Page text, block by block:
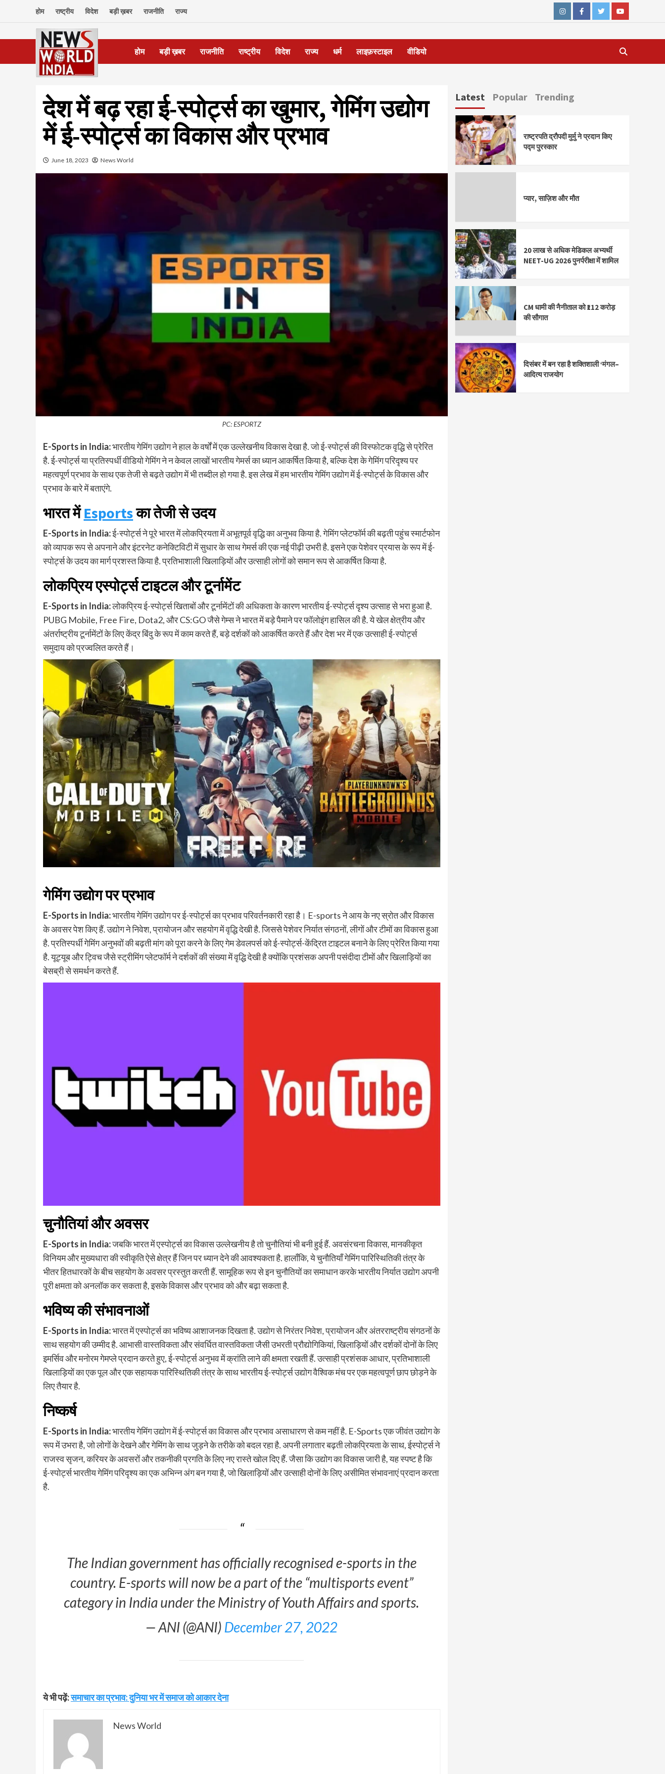
होम राष्ट्रीय विदेश बड़ी ख़बर राजनीति राज्य
InstagramFacebookTwitterYoutube
होम बड़ी ख़बर राजनीति राष्ट्रीय विदेश राज्य धर्म लाइफ़स्टाइल वीडियो
देश में बढ़ रहा ई-स्पोर्ट्स का खुमार, गेमिंग उद्योग
में ई-स्पोर्ट्स का विकास और प्रभाव
June 18, 2023 News World
PC: ESPORTZ
E-Sports in India:भारतीय गेमिंग उद्योग ने हाल के वर्षों में एक उल्लेखनीय विकास देखा है. जो ई-स्पोर्ट्स की विस्फोटक वृद्धि से प्रेरित
है. ई-स्पोर्ट्स या प्रतिस्पर्धी वीडियो गेमिंग ने न केवल लाखों भारतीय गेमर्स का ध्यान आकर्षित किया है, बल्कि देश के गेमिंग परिदृश्य पर
महत्वपूर्ण प्रभाव के साथ एक तेजी से बढ़ते उद्योग में भी तब्दील हो गया है. इस लेख में हम भारतीय गेमिंग उद्योग में ई-स्पोर्ट्स के विकास और
प्रभाव के बारे में बताएंगे.
भारत मेंEsportsका तेजी से उदय
E-Sports in India:ई-स्पोर्ट्स ने पूरे भारत में लोकप्रियता में अभूतपूर्व वृद्धि का अनुभव किया है. गेमिंग प्लेटफॉर्म की बढ़ती पहुंच स्मार्टफोन
को व्यापक रूप से अपनाने और इंटरनेट कनेक्टिविटी में सुधार के साथ गेमर्स की एक नई पीढ़ी उभरी है. इसने एक पेशेवर प्रयास के रूप में ई-
स्पोर्ट्स के उदय का मार्ग प्रशस्त किया है. प्रतिभाशाली खिलाड़ियों और उत्साही लोगों को समान रूप से आकर्षित किया है.
लोकप्रिय एस्पोर्ट्स टाइटल और टूर्नामेंट
E-Sports in India:लोकप्रिय ई-स्पोर्ट्स खिताबों और टूर्नामेंटों की अधिकता के कारण भारतीय ई-स्पोर्ट्स दृश्य उत्साह से भरा हुआ है.
PUBG Mobile, Free Fire, Dota2, और CS:GO जैसे गेम्स ने भारत में बड़े पैमाने पर फॉलोइंग हासिल की है. ये खेल क्षेत्रीय और
अंतर्राष्ट्रीय टूर्नामेंटों के लिए केंद्र बिंदु के रूप में काम करते हैं, बड़े दर्शकों को आकर्षित करते हैं और देश भर में एक उत्साही ई-स्पोर्ट्स
समुदाय को प्रज्वलित करते हैं।
गेमिंग उद्योग पर प्रभाव
E-Sports in India:भारतीय गेमिंग उद्योग पर ई-स्पोर्ट्स का प्रभाव परिवर्तनकारी रहा है। E-sports ने आय के नए स्रोत और विकास
के अवसर पेश किए हैं. उद्योग ने निवेश, प्रायोजन और सहयोग में वृद्धि देखी है. जिससे पेशेवर निर्यात संगठनों, लीगों और टीमों का विकास हुआ
है. प्रतिस्पर्धी गेमिंग अनुभवों की बढ़ती मांग को पूरा करने के लिए गेम डेवलपर्स को ई-स्पोर्ट्स-केंद्रित टाइटल बनाने के लिए प्रेरित किया गया
है. यूट्यूब और ट्विच जैसे स्ट्रीमिंग प्लेटफॉर्म ने दर्शकों की संख्या में वृद्धि देखी है क्योंकि प्रशंसक अपनी पसंदीदा टीमों और खिलाड़ियों का
बेसब्री से समर्थन करते हैं.
चुनौतियां और अवसर
E-Sports in India:जबकि भारत में एस्पोर्ट्स का विकास उल्लेखनीय है तो चुनौतियां भी बनी हुई हैं. अवसंरचना विकास, मानकीकृत
विनियम और मुख्यधारा की स्वीकृति ऐसे क्षेत्र हैं जिन पर ध्यान देने की आवश्यकता है. हालाँकि, ये चुनौतियाँ गेमिंग पारिस्थितिकी तंत्र के
भीतर हितधारकों के बीच सहयोग के अवसर प्रस्तुत करती हैं. सामूहिक रूप से इन चुनौतियों का समाधान करके भारतीय निर्यात उद्योग अपनी
पूरी क्षमता को अनलॉक कर सकता है, इसके विकास और प्रभाव को और बढ़ा सकता है.
भविष्य की संभावनाओं
E-Sports in India:भारत में एस्पोर्ट्स का भविष्य आशाजनक दिखता है. उद्योग से निरंतर निवेश, प्रायोजन और अंतरराष्ट्रीय संगठनों के
साथ सहयोग की उम्मीद है. आभासी वास्तविकता और संवर्धित वास्तविकता जैसी उभरती प्रौद्योगिकियां, खिलाड़ियों और दर्शकों दोनों के लिए
इमर्सिव और मनोरम गेमप्ले प्रदान करते हुए, ई-स्पोर्ट्स अनुभव में क्रांति लाने की क्षमता रखती हैं. उत्साही प्रशंसक आधार, प्रतिभाशाली
खिलाड़ियों का एक पूल और एक सहायक पारिस्थितिकी तंत्र के साथ भारतीय ई-स्पोर्ट्स उद्योग वैश्विक मंच पर एक महत्वपूर्ण छाप छोड़ने के
लिए तैयार है.
निष्कर्ष
E-Sports in India:भारतीय गेमिंग उद्योग में ई-स्पोर्ट्स का विकास और प्रभाव असाधारण से कम नहीं है. E-Sports एक जीवंत उद्योग के
रूप में उभरा है, जो लोगों के देखने और गेमिंग के साथ जुड़ने के तरीके को बदल रहा है. अपनी लगातार बढ़ती लोकप्रियता के साथ, ईस्पोर्ट्स ने
राजस्व सृजन, करियर के अवसरों और तकनीकी प्रगति के लिए नए रास्ते खोल दिए हैं. जैसा कि उद्योग का विकास जारी है, यह स्पष्ट है कि
ई-स्पोर्ट्स भारतीय गेमिंग परिदृश्य का एक अभिन्न अंग बन गया है, जो खिलाड़ियों और उत्साही दोनों के लिए असीमित संभावनाएं प्रदान करता
है.
The Indian government has officially recognised e-sports in the
country. E-sports will now be a part of the “multisports event”
category in India under the Ministry of Youth Affairs and sports.
— ANI (@ANI) December 27, 2022
ये भी पढ़ें:समाचार का प्रभाव: दुनिया भर में समाज को आकार देना
News World
Latest Popular Trending
राष्ट्रपति द्रौपदी मुर्मु ने प्रदान किए
पद्म पुरस्कार
प्यार, साज़िश और मौत
20 लाख से अधिक मेडिकल अभ्यर्थी
NEET-UG 2026 पुनर्परीक्षा में शामिल
CM धामी की नैनीताल को ₹112 करोड़
की सौगात
दिसंबर में बन रहा है शक्तिशाली ‘मंगल–
आदित्य राजयोग